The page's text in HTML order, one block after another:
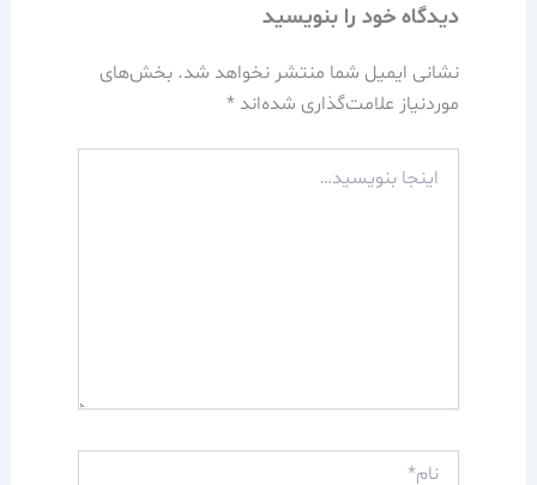
دیدگاه‌ خود را بنویسید
نشانی ایمیل شما منتشر نخواهد شد. بخش‌های
موردنیاز علامت‌گذاری شده‌اند *
بنویسید…